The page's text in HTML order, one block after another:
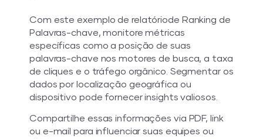
Com este exemplo de relatóriode Ranking de
Palavras-chave, monitore métricas
específicas como a posição de suas
palavras-chave nos motores de busca, a taxa
de cliques e o tráfego orgânico. Segmentar os
dados por localização geográfica ou
dispositivo pode fornecer insights valiosos.
Compartilhe essas informações via PDF, link
ou e-mail para influenciar suas equipes ou